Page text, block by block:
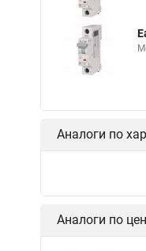
Аналоги по
Аналоги по